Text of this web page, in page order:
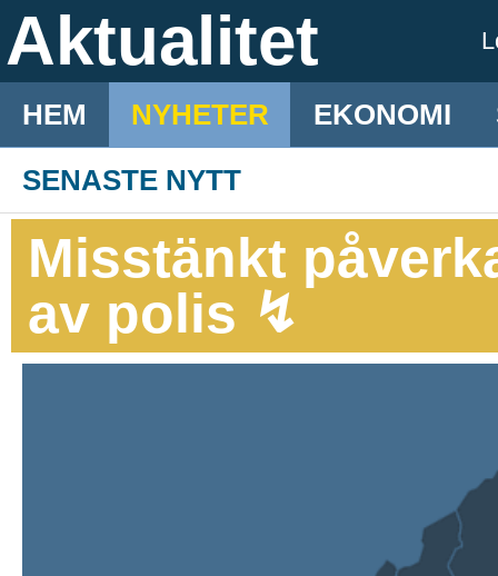
Aktualitet
HEM NYHETER EKONOMI
SENASTE NYTT
Misstänkt
av polis ↯